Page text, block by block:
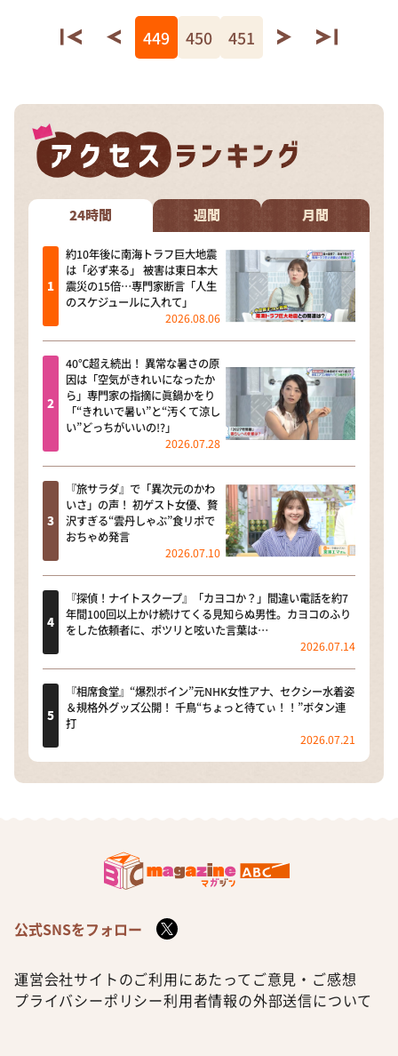
449 450 451
24時間 週間 月間
約10年後に南海トラフ巨大地震
は「必ず来る」 被害は東日本大
震災の15倍…専門家断言「人生
のスケジュールに入れて」
2026.08.06
40℃超え続出！ 異常な暑さの原
因は「空気がきれいになったか
ら」専門家の指摘に眞鍋かをり
「“きれいで暑い”と“汚くて涼し
い”どっちがいいの!?」
2026.07.28
『旅サラダ』で「異次元のかわ
いさ」の声！ 初ゲスト女優、贅
沢すぎる“雲丹しゃぶ”食リポで
おちゃめ発言
2026.07.10
『探偵！ナイトスクープ』「カヨコか？」間違い電話を約7
年間100回以上かけ続けてくる見知らぬ男性。カヨコのふり
をした依頼者に、ポツリと呟いた言葉は…
2026.07.14
『相席食堂』“爆烈ボイン”元NHK女性アナ、セクシー水着姿
＆規格外グッズ公開！ 千鳥“ちょっと待てぃ！！”ボタン連
打
2026.07.21
公式SNSをフォロー
運営会社サイトのご利用にあたって ご意見・ご感想
プライバシーポリシー利用者情報の外部送信について